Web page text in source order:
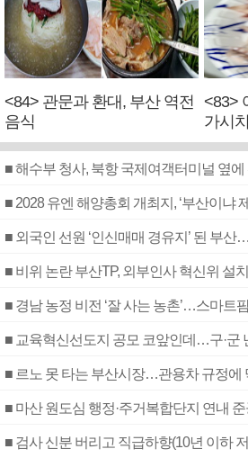
<84> 관문과 환대, 부산 역전
음식
<83>
가시치
■ 해수부 청사, 북항 국제여객터미널 옆에
■ 2028 유엔 해양총회 개최지, ‘부산이냐
■ 외국인 선원 ‘인신매매 경유지’ 된 부
■ 비위 논란 부산TP, 외부인사 혁신위 설치
■ 경남 농정 비전 ‘잘 사는 농촌’…스마트
■ 교육혁신선도지 공모 코앞인데…구·군
■ 르노 못 타는 부산시장…관용차 규정에
■ 마산 원도심 행정·주거복합단지 연내